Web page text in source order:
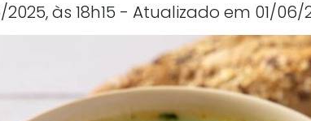
às 18h15 - Atualizado em 01/06/